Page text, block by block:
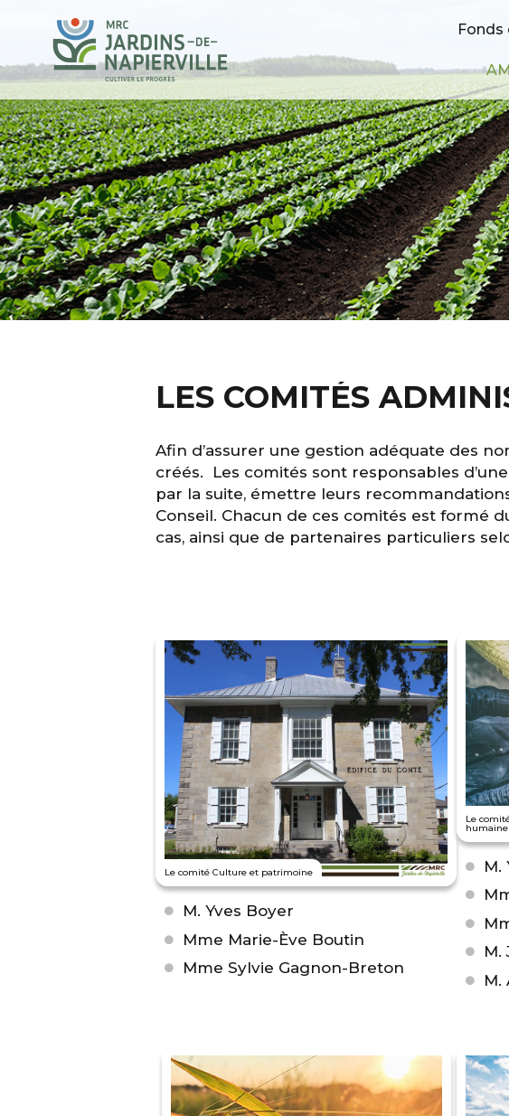
LES COMITÉS
Afin d’assurer une gestion adéquate des
créés. Les comités sont responsables
par la suite, émettre leurs
Conseil. Chacun de ces comités est formé
cas, ainsi que de partenaires particuliers
Le comité Culture et patrimoine
M. Yves Boyer
Mme Marie-Ève Boutin
Mme Sylvie Gagnon-Breton
Le
M.
M.
M.